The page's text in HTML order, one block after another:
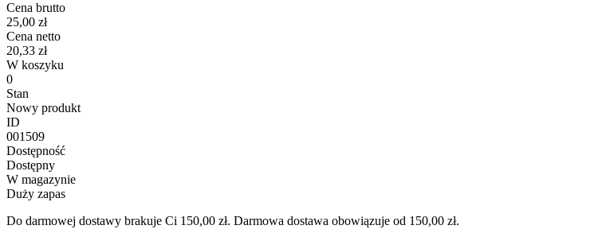
Cena brutto
25,00 zł
Cena netto
20,33 zł
W koszyku
0
Stan
Nowy produkt
ID
001509
Dostępność
Dostępny
W magazynie
Duży zapas
Do darmowej dostawy brakuje Ci 150,00 zł. Darmowa dostawa obowiązuje od 150,00 zł.